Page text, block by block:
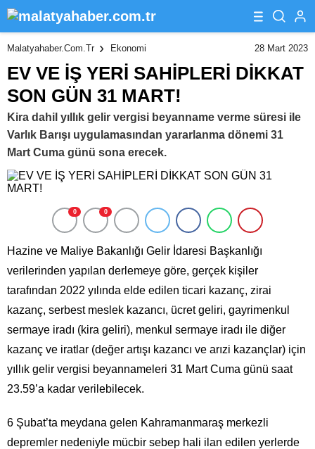
Malatyahaber.com.tr Ekonomi 28 Mart 2023
EV VE İŞ YERİ SAHİPLERİ DİKKAT
SON GÜN 31 MART!
Kira dahil yıllık gelir vergisi beyanname verme süresi ile
Varlık Barışı uygulamasından yararlanma dönemi 31
Mart Cuma günü sona erecek.
0 0
Hazine ve Maliye Bakanlığı Gelir İdaresi Başkanlığı
verilerinden yapılan derlemeye göre, gerçek kişiler
tarafından 2022 yılında elde edilen ticari kazanç, zirai
kazanç, serbest meslek kazancı, ücret geliri, gayrimenkul
sermaye iradı (kira geliri), menkul sermaye iradı ile diğer
kazanç ve iratlar (değer artışı kazancı ve arızi kazançlar) için
yıllık gelir vergisi beyannameleri 31 Mart Cuma günü saat
23.59’a kadar verilebilecek.
6 Şubat’ta meydana gelen Kahramanmaraş merkezli
depremler nedeniyle mücbir sebep hali ilan edilen yerlerde